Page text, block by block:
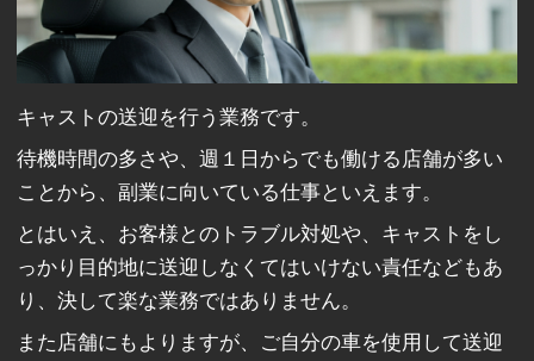
キャストの送迎を行う業務です。
待機時間の多さや、週１日からでも働ける店舗が多い
ことから、副業に向いている仕事といえます。
とはいえ、お客様とのトラブル対処や、キャストをし
っかり目的地に送迎しなくてはいけない責任などもあ
り、決して楽な業務ではありません。
また店舗にもよりますが、ご自分の車を使用して送迎